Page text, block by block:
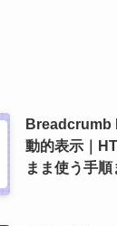
Breadcrumb
動的表示｜
まま使う手順